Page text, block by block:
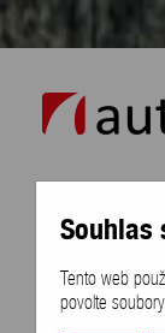
auto
Naše
Tento web
povolte